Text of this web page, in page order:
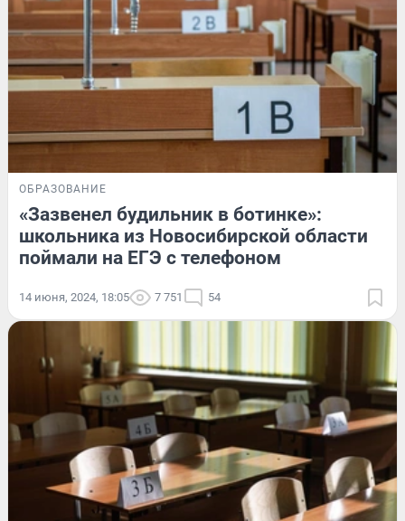
ОБРАЗОВАНИЕ
«Зазвенел будильник в ботинке»:
школьника из Новосибирской области
поймали на ЕГЭ с телефоном
14 июня, 2024, 18:05 7 751 54